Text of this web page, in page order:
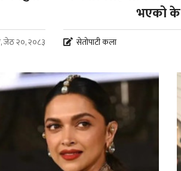
जेठ २०, २०८३
भएको के
सेतोपाटी कला